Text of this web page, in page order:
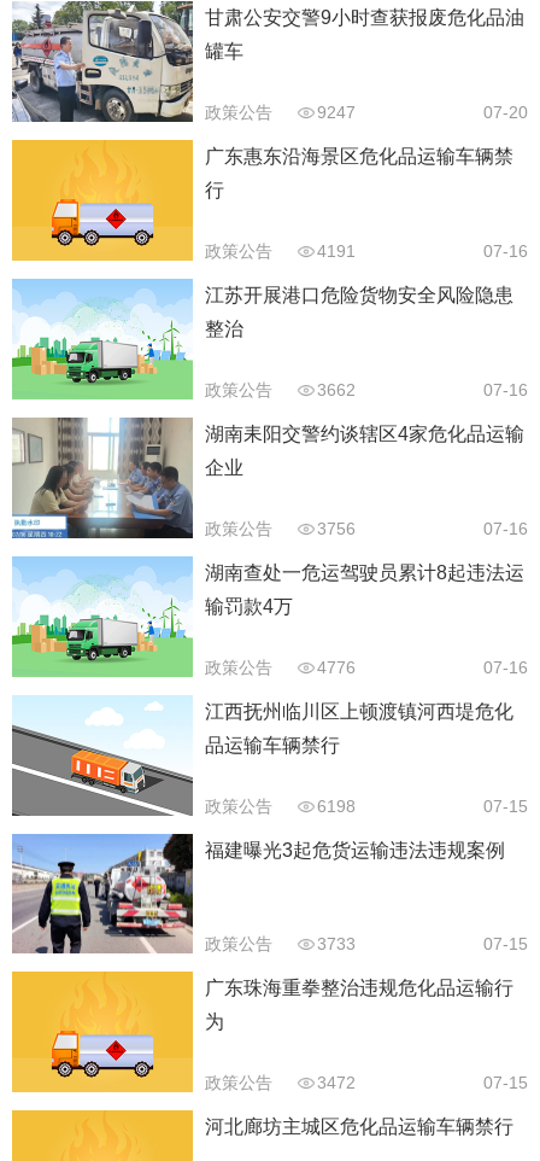
甘肃公安交警9小时查获报废危化品油
罐车
政策公告 9247 07-20
广东惠东沿海景区危化品运输车辆禁
行
政策公告 4191 07-16
江苏开展港口危险货物安全风险隐患
整治
政策公告 3662 07-16
湖南耒阳交警约谈辖区4家危化品运输
企业
政策公告 3756 07-16
湖南查处一危运驾驶员累计8起违法运
输罚款4万
政策公告 4776 07-16
江西抚州临川区上顿渡镇河西堤危化
品运输车辆禁行
政策公告 6198 07-15
福建曝光3起危货运输违法违规案例
政策公告 3733 07-15
广东珠海重拳整治违规危化品运输行
为
政策公告 3472 07-15
河北廊坊主城区危化品运输车辆禁行